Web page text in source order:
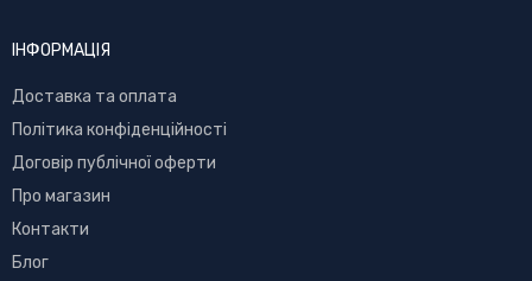
ІНФОРМАЦІЯ
Доставка та оплата
Політика конфіденційності
Договір публічної оферти
Про магазин
Контакти
Блог